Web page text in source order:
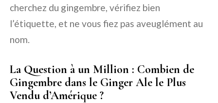
cherchez du gingembre, vérifiez bien
l’étiquette, et ne vous fiez pas aveuglément au
nom.
La Question à un Million : Combien de
Gingembre dans le Ginger Ale le Plus
Vendu d’Amérique ?